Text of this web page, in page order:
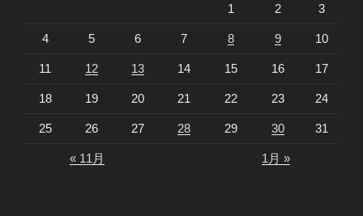
1 2 3
4 5 6 7 8 9 10
11 12 13 14 15 16 17
18 19 20 21 22 23 24
25 26 27 28 29 30 31
« 11月 1月 »